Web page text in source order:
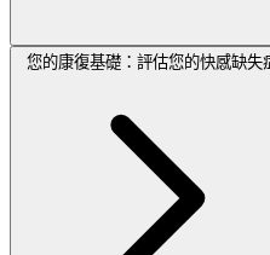
您的康復基礎：評估您的快感缺失